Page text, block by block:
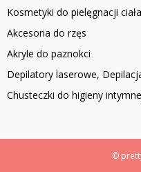
Kosmetyki do pielęgnacji ciała
Akcesoria do rzęs
Akryle do paznokci
Depilatory laserowe,
Chusteczki do higieny
©